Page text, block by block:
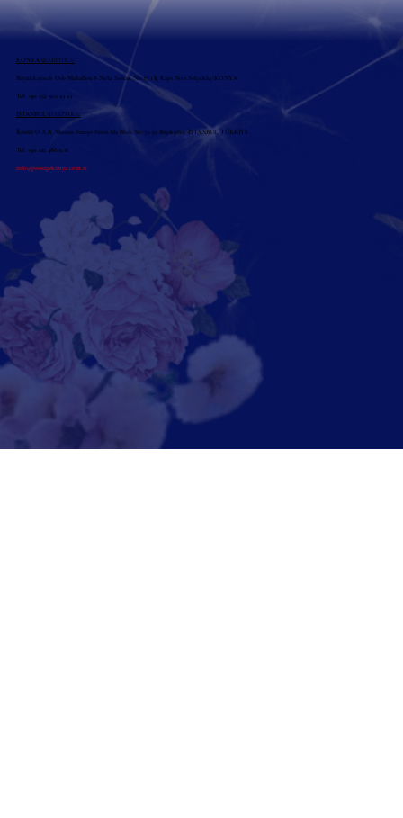
KONYA ФАБРИКА:
Büyükkayacık Osb Mahallesi 8 Nolu Sokak No:17/1 İç Kapı No:1 Selçuklu/KONYA
Tel: +90 332 502 29 29
İSTANBUL ФАБРИКА:
İkitelli O.S.B. Mutsan Sanayi Sitesi M2 Blok No:30-32 Başakşehir-İSTANBUL/TÜRKİYE
Tel: +90 212 486 11 16
info@prestigekimya.com.tr